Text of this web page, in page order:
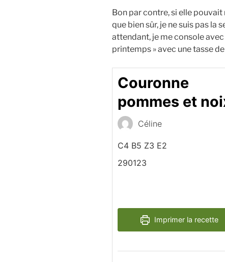
Bon par contre, si elle
que bien sûr, je ne suis pas la
attendant, je me console
printemps » avec une tasse
Couronne
pommes et
Céline
C4 B5 Z3 E2
290123
Imprimer la recette